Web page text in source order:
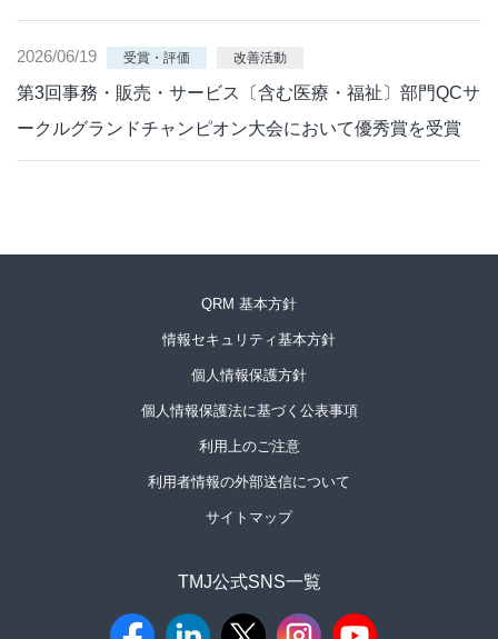
2026/06/19 受賞・評価 改善活動
第3回事務・販売・サービス〔含む医療・福祉〕部門QCサ
ークルグランドチャンピオン大会において優秀賞を受賞
QRM 基本方針
情報セキュリティ基本方針
個人情報保護方針
個人情報保護法に基づく公表事項
利用上のご注意
利用者情報の外部送信について
サイトマップ
TMJ公式SNS一覧​